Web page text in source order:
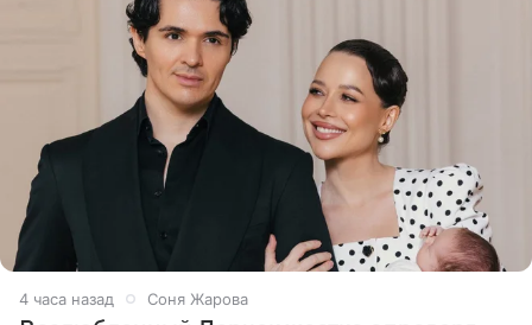
4 часа назад Соня Жарова